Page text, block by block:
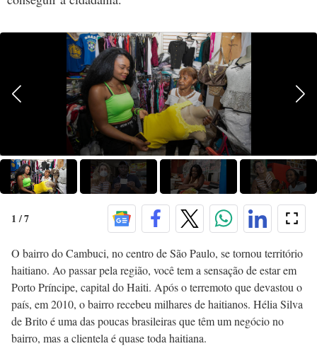
1/7
O bairro do Cambuci, no centro de São Paulo, se tornou território
haitiano. Ao passar pela região, você tem a sensação de estar em
Porto Príncipe, capital do Haiti. Após o terremoto que devastou o
país, em 2010, o bairro recebeu milhares de haitianos. Hélia Silva
de Brito é uma das poucas brasileiras que têm um negócio no
bairro, mas a clientela é quase toda haitiana.